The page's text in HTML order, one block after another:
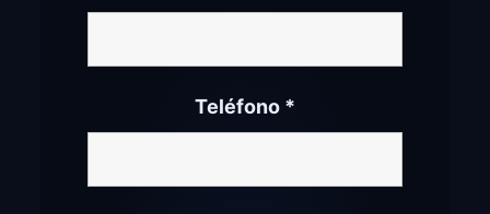
Teléfono *